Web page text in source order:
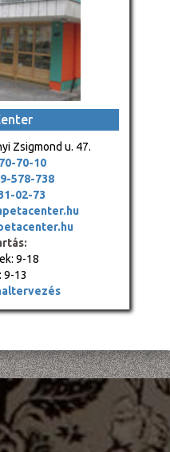
Zsigmond u. 47.
70-10
578-738
02-73
9-18
9-13